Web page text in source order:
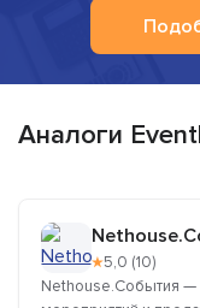
Аналоги
★5,0 (10)
Nethouse.События —